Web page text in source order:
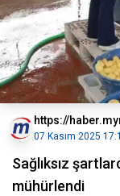
https://
07 Kasım 2025
Sağlıksız
mühürlendi